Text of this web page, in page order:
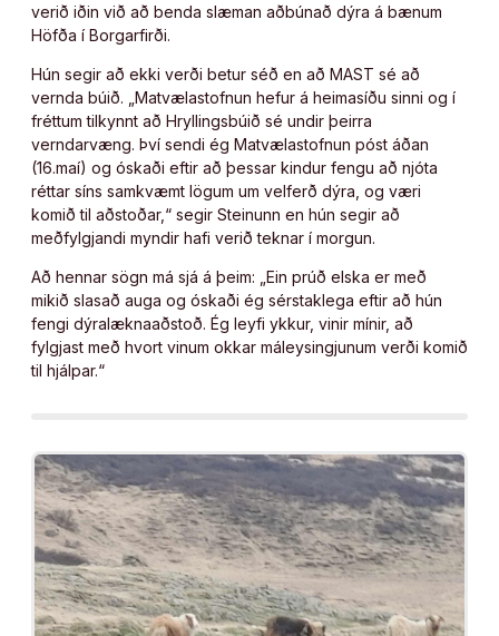
verið iðin við að benda slæman aðbúnað dýra á bænum
Höfða í Borgarfirði.
Hún segir að ekki verði betur séð en að MAST sé að
vernda búið. „Matvælastofnun hefur á heimasíðu sinni og í
fréttum tilkynnt að Hryllingsbúið sé undir þeirra
verndarvæng. Því sendi ég Matvælastofnun póst áðan
(16.maí) og óskaði eftir að þessar kindur fengu að njóta
réttar síns samkvæmt lögum um velferð dýra, og væri
komið til aðstoðar,“ segir Steinunn en hún segir að
meðfylgjandi myndir hafi verið teknar í morgun.
Að hennar sögn má sjá á þeim: „Ein prúð elska er með
mikið slasað auga og óskaði ég sérstaklega eftir að hún
fengi dýralæknaaðstoð. Ég leyfi ykkur, vinir mínir, að
fylgjast með hvort vinum okkar máleysingjunum verði komið
til hjálpar.“